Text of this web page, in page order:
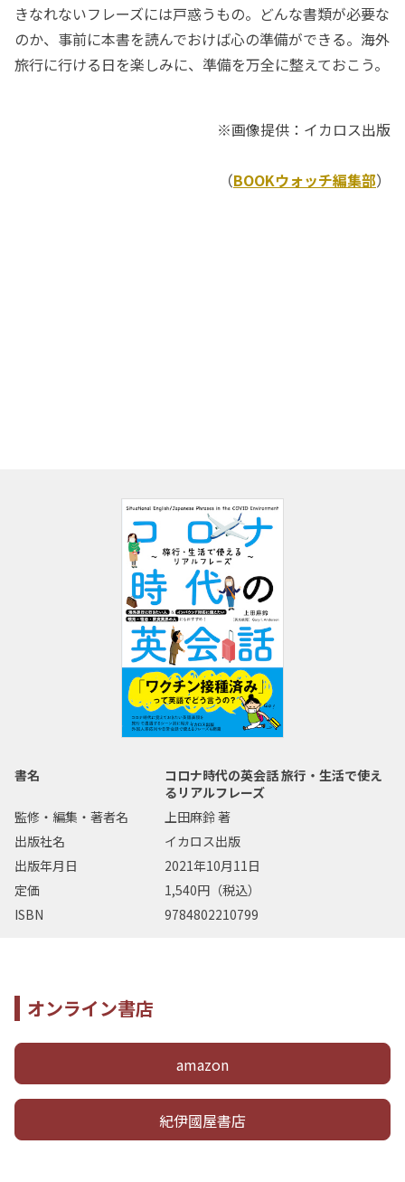
きなれないフレーズには戸惑うもの。どんな書類が必要な
のか、事前に本書を読んでおけば心の準備ができる。海外
旅行に行ける日を楽しみに、準備を万全に整えておこう。
※画像提供：イカロス出版
（BOOKウォッチ編集部）
書名
コロナ時代の英会話 旅行・生活で使え
るリアルフレーズ
監修・編集・著者名
上田麻鈴 著
出版社名
イカロス出版
出版年月日
2021年10月11日
定価
1,540円（税込）
ISBN
9784802210799
オンライン書店
amazon
紀伊國屋書店